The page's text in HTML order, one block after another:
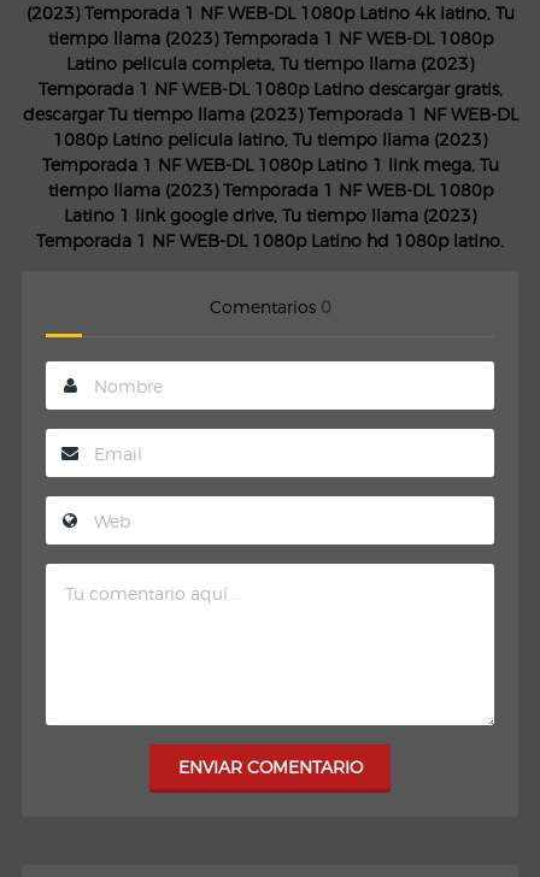
(2023) Temporada 1 NF WEB-DL 1080p Latino 4k latino, Tu
tiempo llama (2023) Temporada 1 NF WEB-DL 1080p
Latino pelicula completa, Tu tiempo llama (2023)
Temporada 1 NF WEB-DL 1080p Latino descargar gratis,
descargar Tu tiempo llama (2023) Temporada 1 NF WEB-DL
1080p Latino pelicula latino, Tu tiempo llama (2023)
Temporada 1 NF WEB-DL 1080p Latino 1 link mega, Tu
tiempo llama (2023) Temporada 1 NF WEB-DL 1080p
Latino 1 link google drive, Tu tiempo llama (2023)
Temporada 1 NF WEB-DL 1080p Latino hd 1080p latino.
Comentarios 0
ENVIAR COMENTARIO